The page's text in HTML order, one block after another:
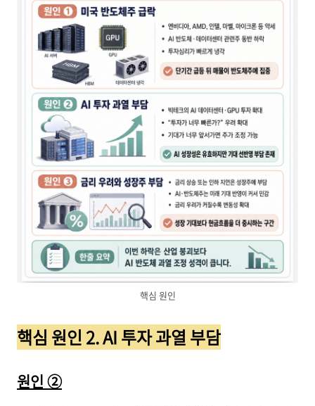
핵심 원인
핵심 원인 2. AI 투자 과열 부담
원인 ②